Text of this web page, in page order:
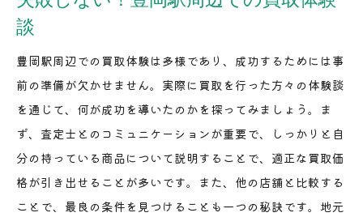
談
豊岡駅周辺での買取体験は多様であり、成功するためには事
前の準備が欠かせません。実際に買取を行った方々の体験談
を通じて、何が成功を導いたのかを探ってみましょう。ま
ず、査定士とのコミュニケーションが重要で、しっかりと自
分の持っている商品について説明することで、適正な買取価
格が引き出せることが多いです。また、他の店舗と比較する
ことで、最良の条件を見つけることも一つの秘訣です。地元